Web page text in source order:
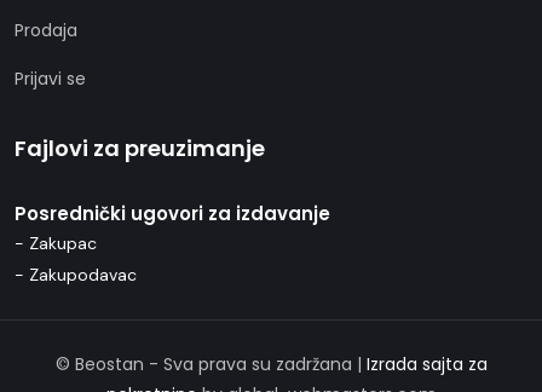
Prodaja
Prijavi se
Fajlovi za preuzimanje
Posrednički ugovori za izdavanje
- Zakupac
- Zakupodavac
© Beostan - Sva prava su zadržana | Izrada sajta za